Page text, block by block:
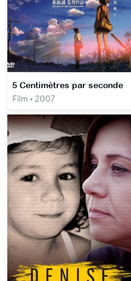
5 Centimètres par seconde
Film • 2007